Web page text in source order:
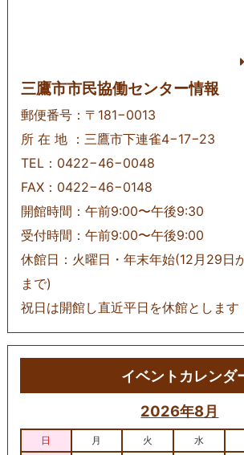
三鷹市市民協働センター情報
郵便番号：〒181−0013
所 在 地 ：三鷹市下連雀4−17−23
TEL：0422−46−0048
FAX：0422−46−0148
開館時間：午前9:00〜午後9:30
受付時間：午前9:00〜午後9:00
休館日：火曜日・年末年始(12月29日
まで)
祝日は開館し直近平日を休館とします
イベントカレンダ
2026年8月
日 月 火 水